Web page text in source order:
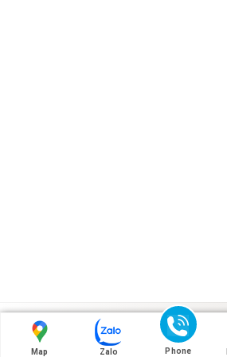
Map Zalo Phone
Liên hệ chúng tôi